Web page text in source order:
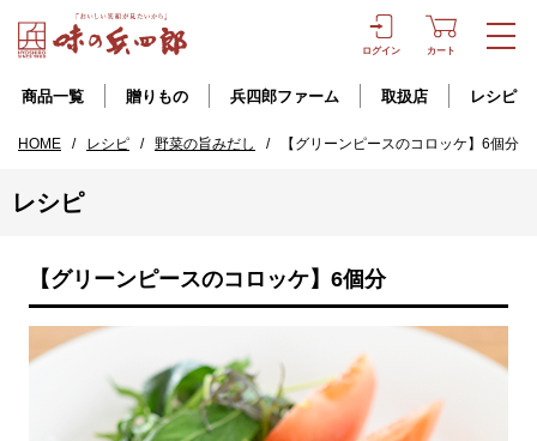
ログイン カート
商品一覧 贈りもの 兵四郎ファーム 取扱店 レシピ
HOME / レシピ / 野菜の旨みだし / 【グリーンピースのコロッケ】6個分
レシピ
【グリーンピースのコロッケ】6個分